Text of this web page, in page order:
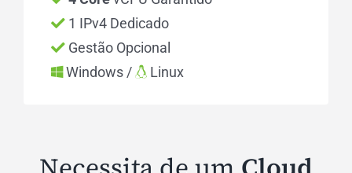
1 IPv4 Dedicado
Gestão Opcional
Windows /
Linux